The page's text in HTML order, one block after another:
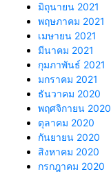
มิถุนายน 2021
พฤษภาคม 2021
เมษายน 2021
มีนาคม 2021
กุมภาพันธ์ 2021
มกราคม 2021
ธันวาคม 2020
พฤศจิกายน 2020
ตุลาคม 2020
กันยายน 2020
สิงหาคม 2020
กรกฎาคม 2020